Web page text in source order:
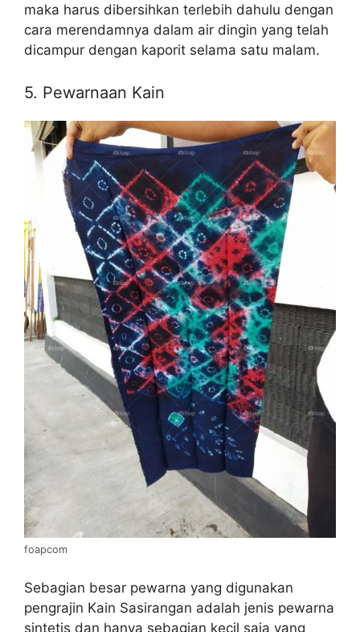
maka harus dibersihkan terlebih dahulu dengan
cara merendamnya dalam air dingin yang telah
dicampur dengan kaporit selama satu malam.
5. Pewarnaan Kain
foapcom
Sebagian besar pewarna yang digunakan
pengrajin Kain Sasirangan adalah jenis pewarna
sintetis dan hanya sebagian kecil saja yang